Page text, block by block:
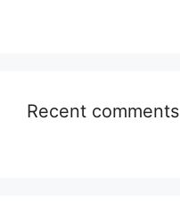
Recent comments